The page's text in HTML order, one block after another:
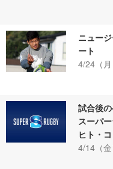
ニュー
ート
4/24（
試合後
スーパ
ヒト・
4/14（